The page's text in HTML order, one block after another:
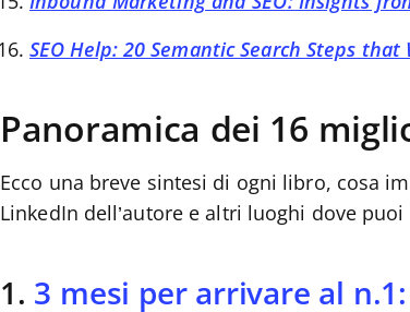
SEO Help: 20 Semantic Search Steps
Panoramica dei 16
Ecco una breve sintesi di ogni libro, cosa
LinkedIn dell’autore e altri luoghi dove
1. 3 mesi per arrivare al